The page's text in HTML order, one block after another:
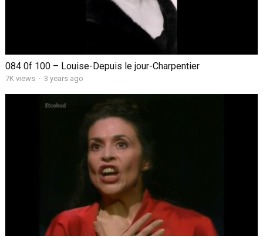
084 0f 100 – Louise-Depuis le jour-Charpentier
7K views · 3 years ago